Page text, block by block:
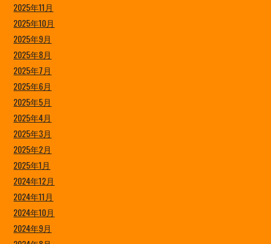
2025年11月
2025年10月
2025年9月
2025年8月
2025年7月
2025年6月
2025年5月
2025年4月
2025年3月
2025年2月
2025年1月
2024年12月
2024年11月
2024年10月
2024年9月